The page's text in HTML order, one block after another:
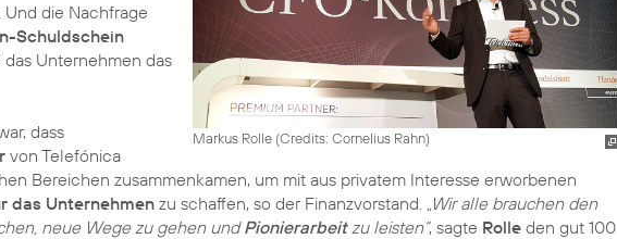
Markus Rolle (Credits: Cornelius Rahn)
die Nachfrage
Schuldschein
Unternehmen das
dass
von Telefónica
Bereichen zusammenkamen, um mit aus privatem Interesse erworbenen
das Unternehmenzu schaffen, so der Finanzvorstand. „Wir alle brauchen den
neue Wege zu gehen undPionierarbeitzu leisten“, sagte Rolle den gut 100